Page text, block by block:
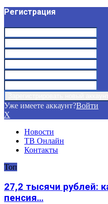
Регистрация
Уже имеете аккаунт?Войти
X
Новости
ТВ Онлайн
Контакты
Топ
27,2 тысячи рублей:
пенсия…